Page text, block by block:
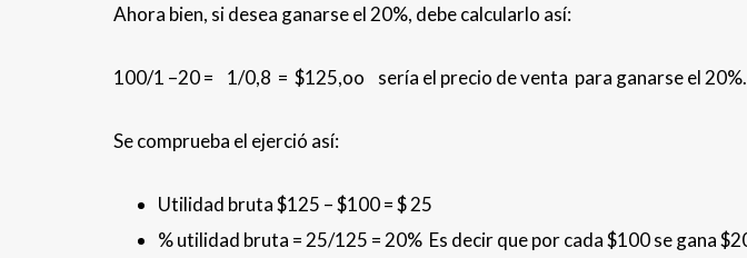
Ahora bien, si desea ganarse el 20%, debe calcularlo así:
100/1 –20 = 1/0,8 = $125,oo sería el precio de venta para ganarse el 20%.
Se comprueba el ejerció así:
Utilidad bruta $125 – $100 = $ 25
% utilidad bruta = 25/125 = 20% Es decir que por cada $100 se gana